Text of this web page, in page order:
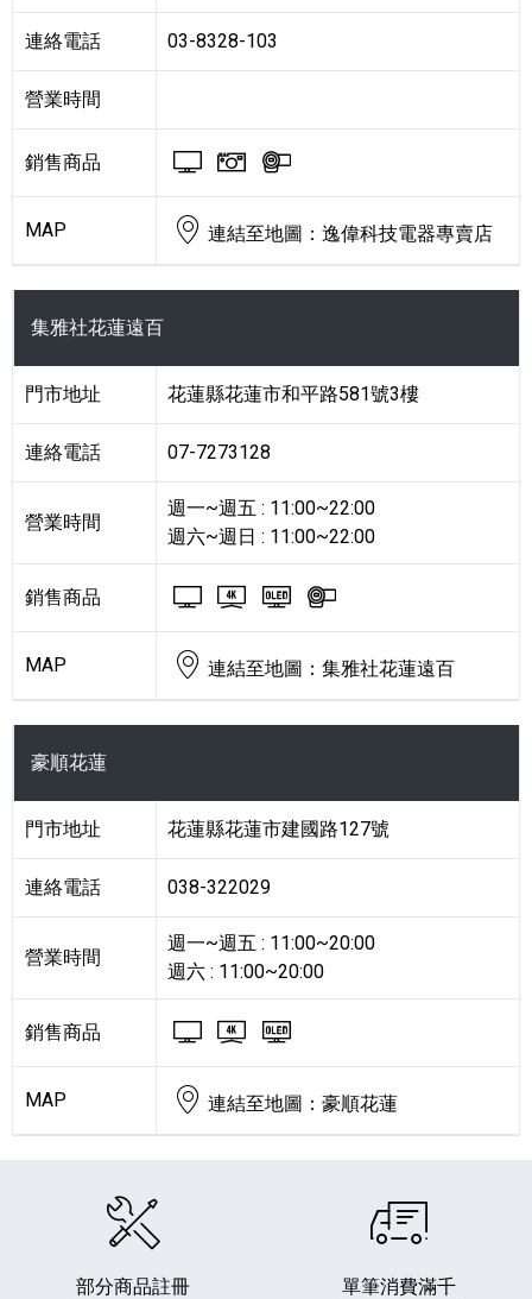
連絡電話 03-8328-103
營業時間
銷售商品 BRAVIA 電視與顯示器
Cyber-shot 數位相機
MAP 連結至地圖：逸偉科技電器專賣店
集雅社花蓮遠百
門市地址 花蓮縣花蓮市和平路581號3樓
連絡電話 07-7273128
營業時間
週一~週五 : 11:00~22:00
週六~週日 : 11:00~22:00
銷售商品 BRAVIA 電視與顯示器
BRAVIA 4K 電視與顯
BRAVIA OLED 電
MAP 連結至地圖：集雅社花蓮遠百
豪順花蓮
門市地址 花蓮縣花蓮市建國路127號
連絡電話 038-322029
營業時間
週一~週五 : 11:00~20:00
週六 : 11:00~20:00
銷售商品 BRAVIA 電視與顯示器
BRAVIA 4K 電視與顯
MAP 連結至地圖：豪順花蓮
部分商品註冊
單筆消費滿千